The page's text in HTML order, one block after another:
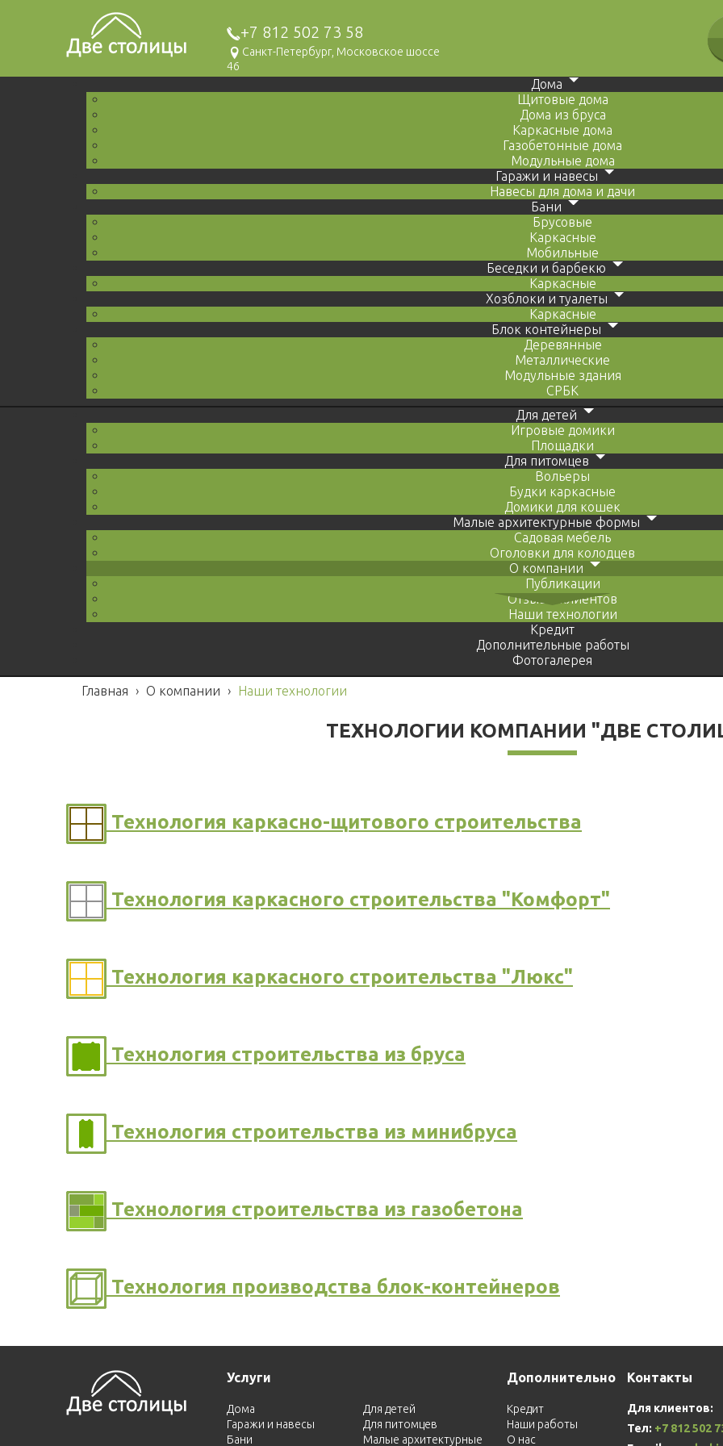
+7 812 502 73 58
Санкт-Петербург, Московское шоссе
46
Дома
Щитовые дома
Дома из бруса
Каркасные дома
Газобетонные дома
Модульные дома
Гаражи и навесы
Навесы для дома и дачи
Бани
Брусовые
Каркасные
Мобильные
Беседки и барбекю
Каркасные
Хозблоки и туалеты
Каркасные
Блок контейнеры
Деревянные
Металлические
Модульные здания
СРБК
Для детей
Игровые домики
Площадки
Для питомцев
Вольеры
Будки каркасные
Домики для кошек
Малые архитектурные формы
Садовая мебель
Оголовки для колодцев
О компании
Публикации
Отзывы клиентов
Наши технологии
Кредит
Дополнительные работы
Фотогалерея
Главная › О компании › Наши технологии
ТЕХНОЛОГИИ КОМПАНИИ "ДВЕ
Технология каркасно-щитового строительства
Технология каркасного строительства "Комфорт"
Технология каркасного строительства "Люкс"
Технология строительства из бруса
Технология строительства из минибруса
Технология строительства из газобетона
Технология производства блок-контейнеров
Услуги
Дома
Гаражи и навесы
Бани
Для детей
Для питомцев
Малые архитектурные
Дополнительно
Кредит
Наши работы
О нас
Контакты
Для клиентов:
Тел: +7 812 502